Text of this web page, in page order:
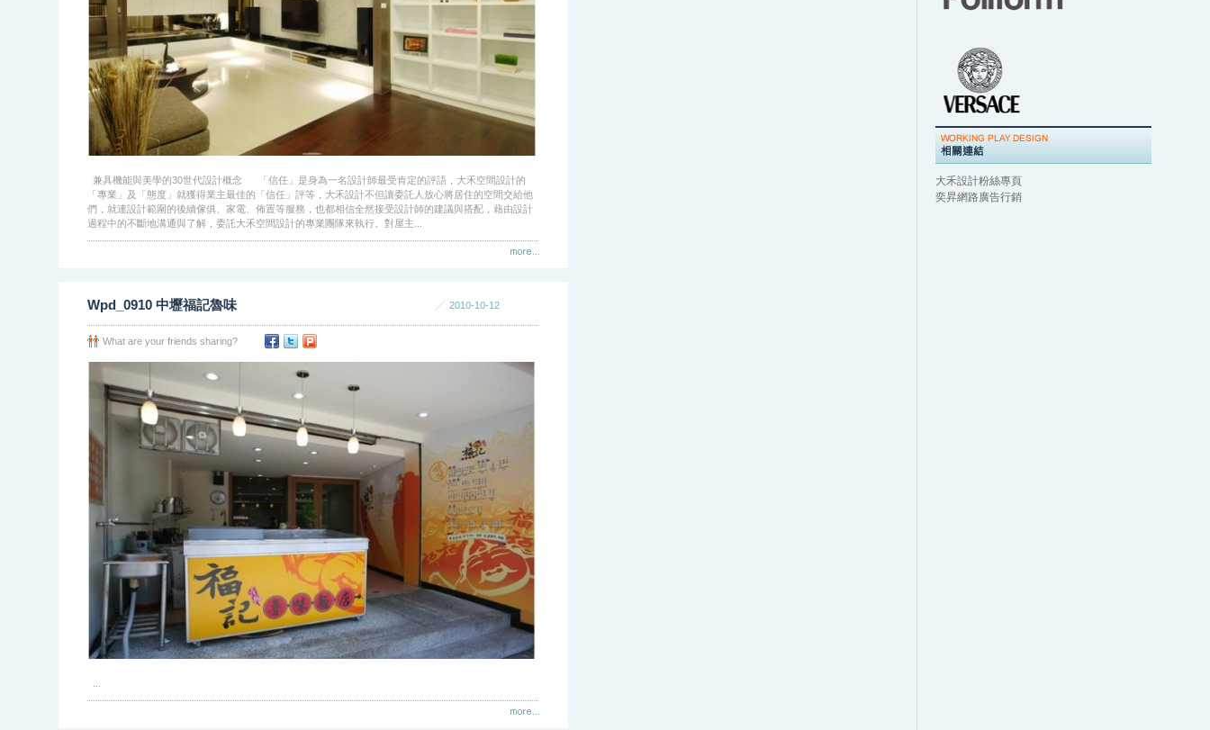
兼具機能與美學的30世代設計概念 「信任」是身為一名設計師最受肯定的評語，大禾空間設計的
「專業」及「態度」就獲得業主最佳的「信任」評等，大禾設計不但讓委託人放心將居住的空間交給他
們，就連設計範圍的後續傢俱、家電、佈置等服務，也都相信全然接受設計師的建議與搭配，藉由設計
過程中的不斷地溝通與了解，委託大禾空間設計的專業團隊來執行。對屋主...
Wpd_0910 中壢福記魯味 2010-10-12
What are your friends sharing?
大禾設計粉絲專頁
奕昇網路廣告行銷